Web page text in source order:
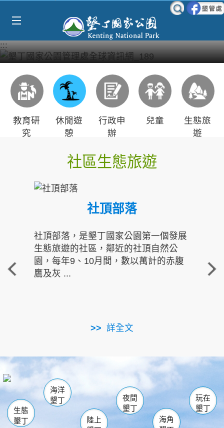
:::
教育研
究
休閒遊
憩
行政申
辦
兒童
生態旅
遊
社區生態旅遊
社頂部落
社頂部落，是墾丁國家公園第一個發展
生態旅遊的社區，鄰近的社頂自然公
園，每年9、10月間，數以萬計的赤腹
鷹及灰 ...
詳全文
重
走進
南仁湖
海生館
恆春 佳樂水
龍鑾潭自然中心 森林遊樂區
瓊麻館
關山 墾管處遊客中心
社頂公園 風吹沙
船帆石
白砂 龍磐公園
香蕉灣
砂島
鵝鑾鼻
生態
墾丁
海洋
墾丁
陸上
夜間
墾丁
海角
玩在
墾丁